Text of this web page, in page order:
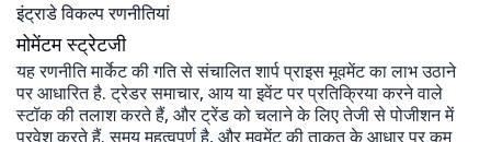
इंट्राडे विकल्प रणनीतियां
मोमेंटम स्ट्रेटजी
यह रणनीति मार्केट की गति से संचालित शार्प प्राइस मूवमेंट का लाभ उठाने
पर आधारित है. ट्रेडर समाचार, आय या इवेंट पर प्रतिक्रिया करने वाले
स्टॉक की तलाश करते हैं, और ट्रेंड को चलाने के लिए तेजी से पोजीशन में
प्रवेश करते हैं. समय महत्वपूर्ण है, और मूवमेंट की ताकत के आधार पर कम